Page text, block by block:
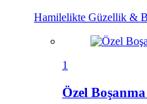
Hamilelikte Güzellik &
1
Özel